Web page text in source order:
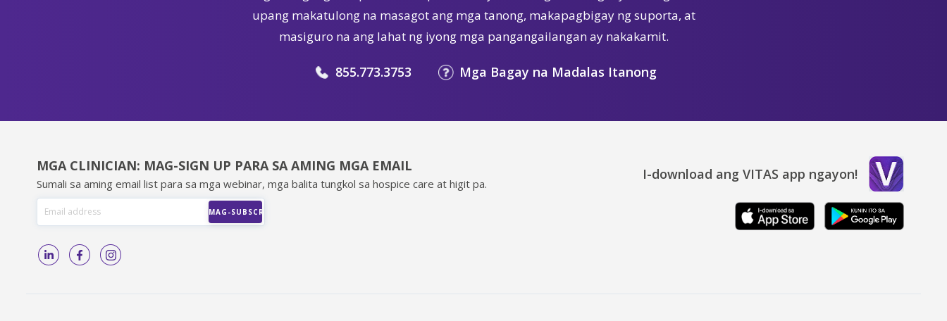
upang makatulong na masagot ang mga tanong, makapagbigay ng suporta, at
masiguro na ang lahat ng iyong mga pangangailangan ay nakakamit.
855.773.3753 Mga Bagay na Madalas Itanong
MGA CLINICIAN: MAG-SIGN UP PARA SA AMING MGA EMAIL
Sumali sa aming email list para sa mga webinar, mga balita tungkol sa hospice care at higit pa.
I-download ang VITAS app ngayon!